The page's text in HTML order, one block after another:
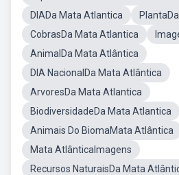
DIADa Mata Atlantica
CobrasDa Mata Atlantica
AnimalDa Mata Atlântica
DIA NacionalDa Mata Atlântica
ArvoresDa Mata Atlantica
BiodiversidadeDa Mata Atlantica
Animais Do BiomaMata Atlântica
Mata AtlânticaImagens
Recursos NaturaisDa Mata